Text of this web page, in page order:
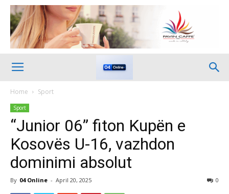
Home Sport
Sport
“Junior 06” fiton Kupën e
Kosovës U-16, vazhdon
dominimi absolut
By 04 Online - April 20, 2025 0